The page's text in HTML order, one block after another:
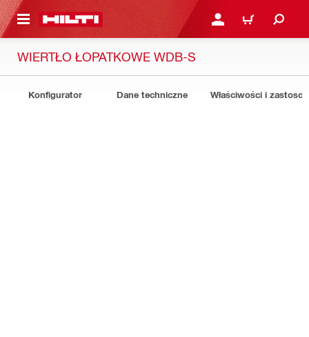
GŁÓWNEJ ZALOGUJ SIĘ LUB
KOSZYK
WIERTŁO ŁOPATKOWE WDB-S
Konfigurator Dane techniczne Właściwości i